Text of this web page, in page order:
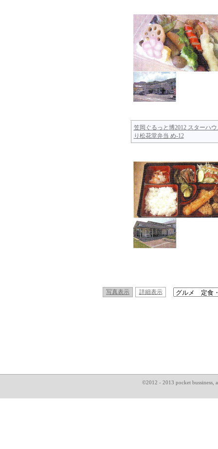
笠岡ぐるっと博2012 スターハ
り松花堂弁当 め-12
写真表示 詳細表示
©2012 - 2013 pocket bussiness,